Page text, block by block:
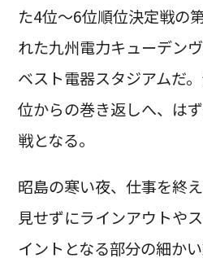
た4位～6位順位決定戦の
れた九州電力キューデン
ベスト電器スタジアムだ
位からの巻き返しへ、は
戦となる。
昭島の寒い夜、仕事を終
見せずにラインアウトや
イントとなる部分の細か